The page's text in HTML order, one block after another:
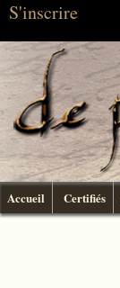
S'inscrire
Accueil Certifiés